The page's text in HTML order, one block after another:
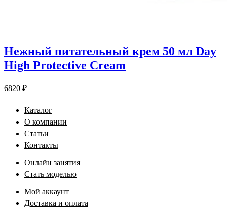
Нежный питательный крем 50 мл Day
High Protective Cream
6820 ₽
Каталог
О компании
Статьи
Контакты
Онлайн занятия
Стать моделью
Мой аккаунт
Доставка и оплата